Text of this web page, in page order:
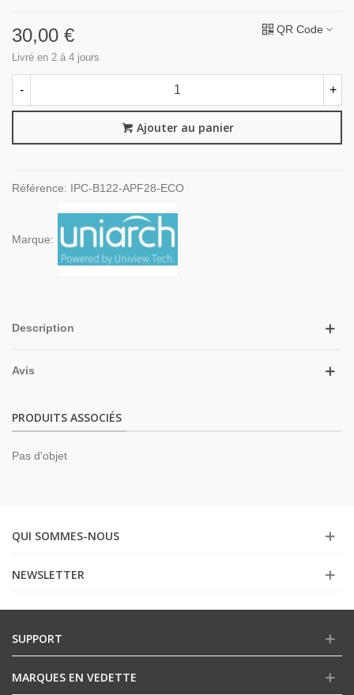
30,00 €
Livré en 2 à 4 jours
QR Code
- +
Ajouter au panier
Référence: IPC-B122-APF28-ECO
Marque:
Description
Avis
PRODUITS ASSOCIÉS
Pas d'objet
QUI SOMMES-NOUS
NEWSLETTER
SUPPORT
MARQUES EN VEDETTE